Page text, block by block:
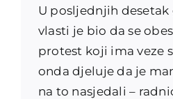
U posljednjih
vlasti je bio da se
protest koji ima veze
onda djeluje da je
na to nasjedali –